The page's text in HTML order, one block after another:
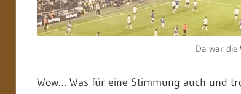
Da war die
Wow… Was für eine Stimmung auch und